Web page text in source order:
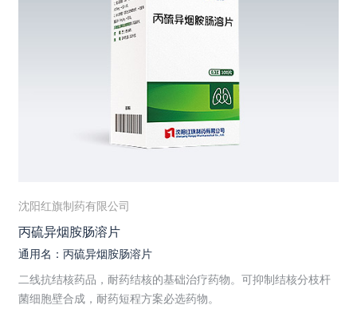
沈阳红旗制药有限公司
丙硫异烟胺肠溶片
通用名：丙硫异烟胺肠溶片
二线抗结核药品，耐药结核的基础治疗药物。可抑制结核分枝杆
菌细胞壁合成，耐药短程方案必选药物。